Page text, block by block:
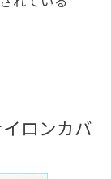
ロンカバ